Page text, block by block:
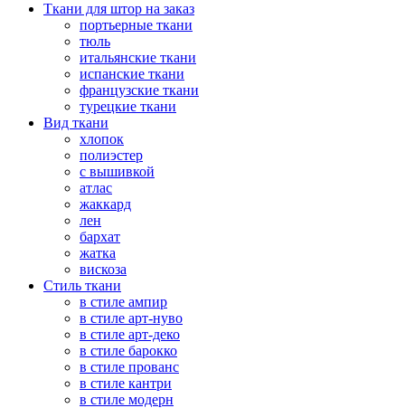
Ткани для штор на заказ
портьерные ткани
тюль
итальянские ткани
испанские ткани
французские ткани
турецкие ткани
Вид ткани
хлопок
полиэстер
с вышивкой
атлас
жаккард
лен
бархат
жатка
вискоза
Стиль ткани
в стиле ампир
в стиле арт-нуво
в стиле арт-деко
в стиле барокко
в стиле прованс
в стиле кантри
в стиле модерн